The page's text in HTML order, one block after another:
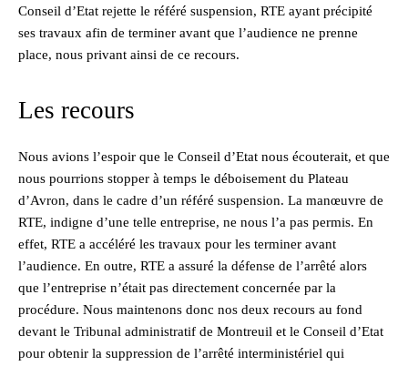
Conseil d’Etat rejette le référé suspension, RTE ayant précipité
ses travaux afin de terminer avant que l’audience ne prenne
place, nous privant ainsi de ce recours.
Les recours
Nous avions l’espoir que le Conseil d’Etat nous écouterait, et que
nous pourrions stopper à temps le déboisement du Plateau
d’Avron, dans le cadre d’un référé suspension. La manœuvre de
RTE, indigne d’une telle entreprise, ne nous l’a pas permis. En
effet, RTE a accéléré les travaux pour les terminer avant
l’audience. En outre, RTE a assuré la défense de l’arrêté alors
que l’entreprise n’était pas directement concernée par la
procédure. Nous maintenons donc nos deux recours au fond
devant le Tribunal administratif de Montreuil et le Conseil d’Etat
pour obtenir la suppression de l’arrêté interministériel qui